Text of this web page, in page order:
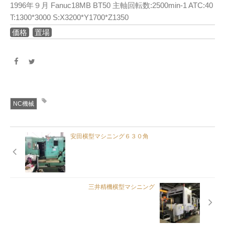
1996年９月 Fanuc18MB BT50 主軸回転数:2500min-1 ATC:40
T:1300*3000 S:X3200*Y1700*Z1350
価格
置場
NC機械
安田横型マシニング６３０角
三井精機横型マシニング